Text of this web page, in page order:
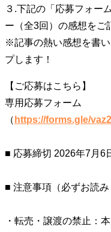
３.下記の「応募フォー
ー（全3回）の感想をご
※記事の熱い感想を書
プします！
【ご応募はこちら】
専用応募フォーム
（ https://forms.gle/
■ 応募締切 2026年7月6
■ 注意事項（必ずお読み
・転売・譲渡の禁止：